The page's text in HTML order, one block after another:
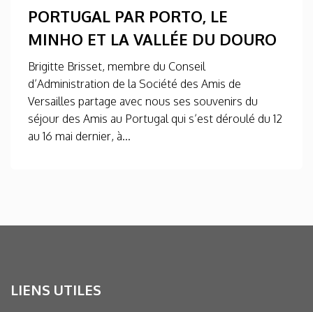
PORTUGAL PAR PORTO, LE
MINHO ET LA VALLÉE DU DOURO
Brigitte Brisset, membre du Conseil
d’Administration de la Société des Amis de
Versailles partage avec nous ses souvenirs du
séjour des Amis au Portugal qui s’est déroulé du 12
au 16 mai dernier, à...
LIENS UTILES